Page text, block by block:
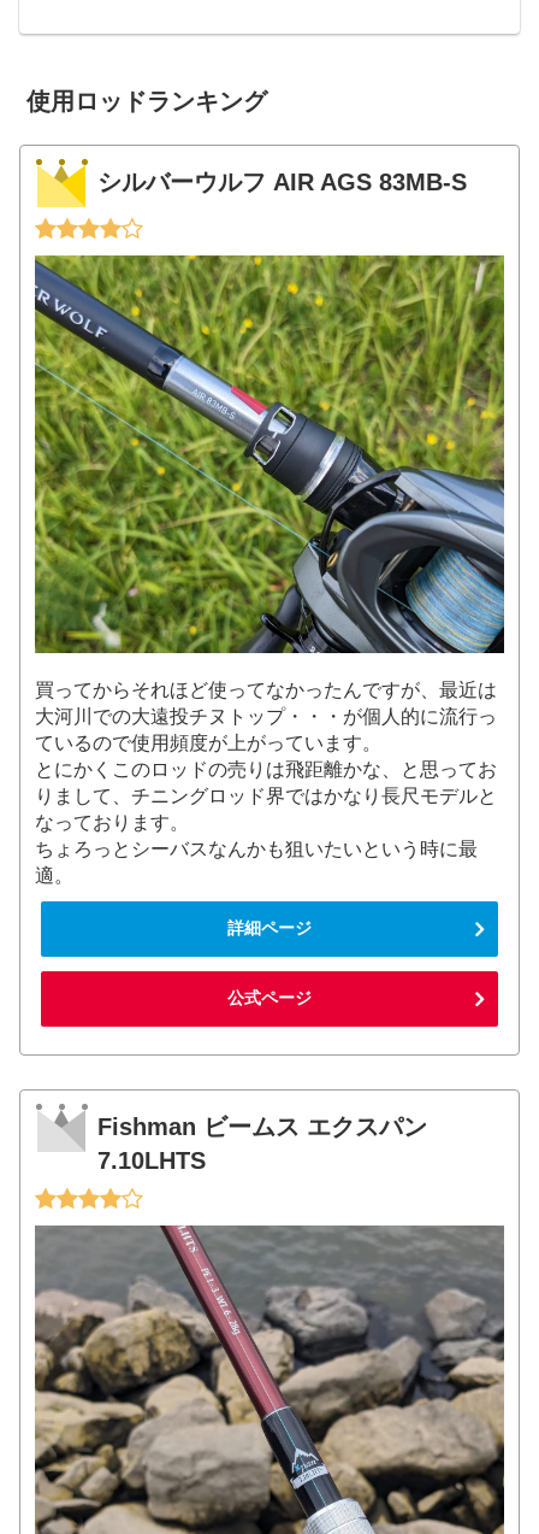
使用ロッドランキング
シルバーウルフ AIR AGS 83MB-S
買ってからそれほど使ってなかったんですが、最近は
大河川での大遠投チヌトップ・・・が個人的に流行っ
ているので使用頻度が上がっています。
とにかくこのロッドの売りは飛距離かな、と思ってお
りまして、チニングロッド界ではかなり長尺モデルと
なっております。
ちょろっとシーバスなんかも狙いたいという時に最
適。
詳細ページ
公式ページ
Fishman ビームス エクスパン
7.10LHTS